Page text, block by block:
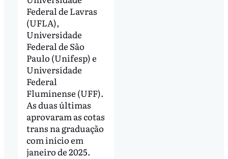
Federal de Lavras
(UFLA),
Universidade
Federal de São
Paulo (Unifesp) e
Universidade
Federal
Fluminense (UFF).
As duas últimas
aprovaram as cotas
trans na graduação
com início em
janeiro de 2025.